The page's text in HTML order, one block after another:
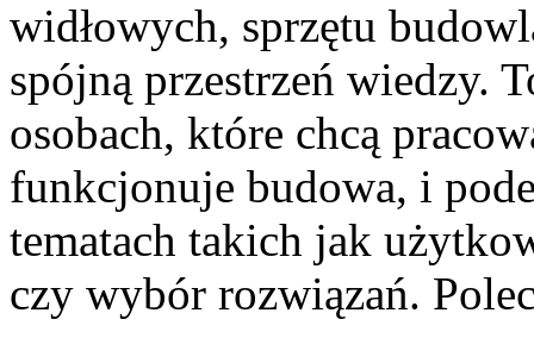
widłowych, sprzętu
spójną przestrzeń wiedzy.
osobach, które chcą
funkcjonuje budowa, i
tematach takich jak
czy wybór rozwiązań.